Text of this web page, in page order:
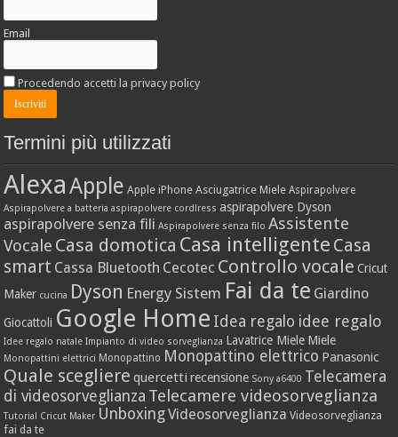
Email
Procedendo accetti la privacy policy
Termini più utilizzati
AlexaApple Apple iPhone Asciugatrice Miele Aspirapolvere
Aspirapolvere a batteria aspirapolvere cordlress aspirapolvere Dyson
aspirapolvere senza fili Aspirapolvere senza filo Assistente
Vocale Casa domotica Casa intelligente Casa
smart Cassa Bluetooth Cecotec Controllo vocale Cricut
Maker cucina Dyson Energy Sistem Fai da te Giardino
Giocattoli Google Home Idea regalo idee regalo
Idee regalo natale Impianto di video sorveglianza Lavatrice Miele Miele
Monopattini elettrici Monopattino Monopattino elettrico Panasonic
Quale scegliere quercetti recensione Sony a6400 Telecamera
di videosorveglianza Telecamere videosorveglianza
Tutorial Cricut Maker UnboxingVideosorveglianza Videosorveglianza
fai da te